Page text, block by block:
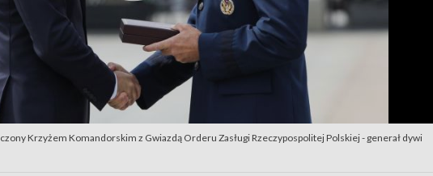
Krzyżem Komandorskim z Gwiazdą Orderu Zasługi Rzeczypospolitej Polskiej - generał dywi